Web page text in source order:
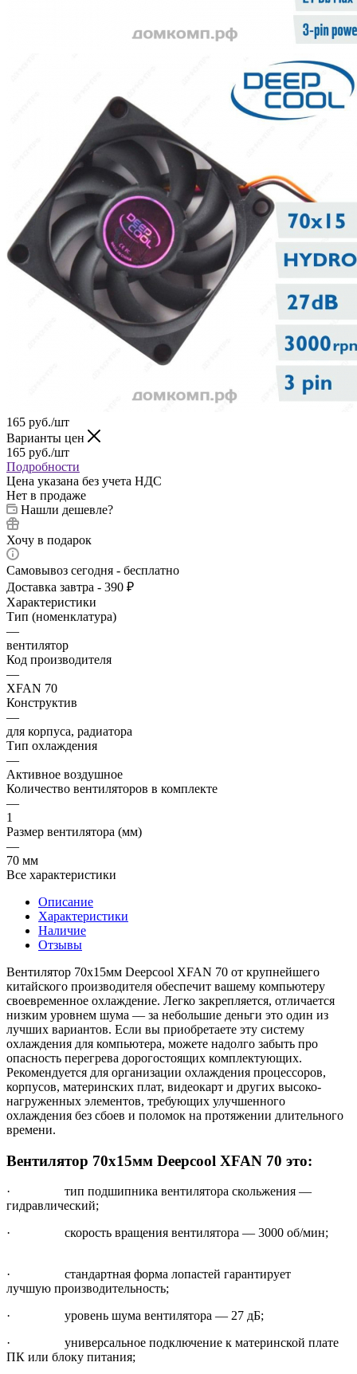
165 руб./шт
Варианты цен
165 руб./шт
Подробности
Цена указана без учета НДС
Нет в продаже
Нашли дешевле?
Хочу в подарок
Самовывоз сегодня - бесплатно
Доставка завтра - 390 ₽
Характеристики
Тип (номенклатура)
—
вентилятор
Код производителя
—
XFAN 70
Конструктив
—
для корпуса, радиатора
Тип охлаждения
—
Активное воздушное
Количество вентиляторов в комплекте
—
1
Размер вентилятора (мм)
—
70 мм
Все характеристики
Описание
Характеристики
Наличие
Отзывы
Вентилятор 70x15мм Deepcool XFAN 70 от крупнейшего
китайского производителя обеспечит вашему компьютеру
своевременное охлаждение. Легко закрепляется, отличается
низким уровнем шума — за небольшие деньги это один из
лучших вариантов. Если вы приобретаете эту систему
охлаждения для компьютера, можете надолго забыть про
опасность перегрева дорогостоящих комплектующих.
Рекомендуется для организации охлаждения процессоров,
корпусов, материнских плат, видеокарт и других высоко-
нагруженных элементов, требующих улучшенного
охлаждения без сбоев и поломок на протяжении длительного
времени.
Вентилятор 70x15мм Deepcool XFAN 70 это:
· тип подшипника вентилятора скольжения —
гидравлический;
· скорость вращения вентилятора — 3000 об/мин;
· стандартная форма лопастей гарантирует
лучшую производительность;
· уровень шума вентилятора — 27 дБ;
· универсальное подключение к материнской плате
ПК или блоку питания;